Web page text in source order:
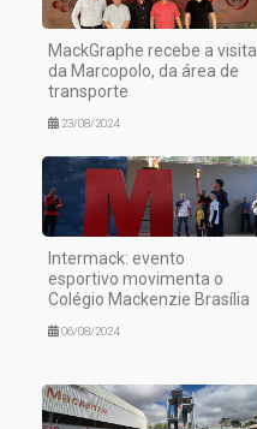
MackGraphe recebe a visita
da Marcopolo, da área de
transporte
23/08/2024
Intermack: evento
esportivo movimenta o
Colégio Mackenzie Brasília
06/08/2024